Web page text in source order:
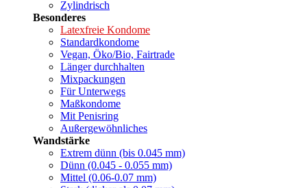
Zylindrisch
Besonderes
Latexfreie Kondome
Standardkondome
Vegan, Öko/Bio, Fairtrade
Länger durchhalten
Mixpackungen
Für Unterwegs
Maßkondome
Mit Penisring
Außergewöhnliches
Wandstärke
Extrem dünn (bis 0.045 mm)
Dünn (0.045 - 0.055 mm)
Mittel (0.06-0.07 mm)